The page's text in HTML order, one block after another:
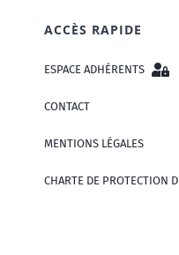
ACCÈS RAPIDE
ESPACE ADHÉRENTS
CONTACT
MENTIONS LÉGALES
CHARTE DE PROTECTION